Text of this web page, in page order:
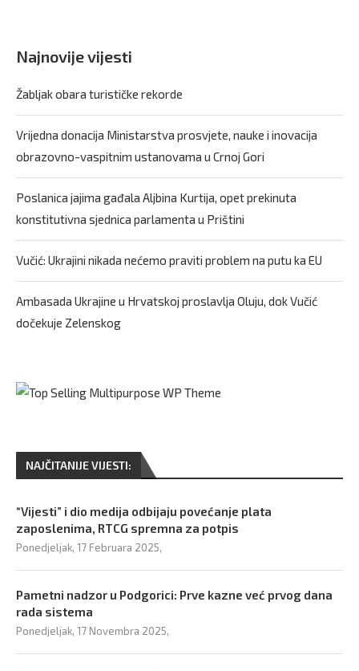
Najnovije vijesti
Žabljak obara turističke rekorde
Vrijedna donacija Ministarstva prosvjete, nauke i inovacija
obrazovno-vaspitnim ustanovama u Crnoj Gori
Poslanica jajima gađala Aljbina Kurtija, opet prekinuta
konstitutivna sjednica parlamenta u Prištini
Vučić: Ukrajini nikada nećemo praviti problem na putu ka EU
Ambasada Ukrajine u Hrvatskoj proslavlja Oluju, dok Vučić
dočekuje Zelenskog
NAJČITANIJE VIJESTI:
“Vijesti” i dio medija odbijaju povećanje plata
zaposlenima, RTCG spremna za potpis
Ponedjeljak, 17 Februara 2025,
Pametni nadzor u Podgorici: Prve kazne već prvog dana
rada sistema
Ponedjeljak, 17 Novembra 2025,